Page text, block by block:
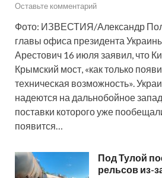
Оставьте комментарий
Фото: ИЗВЕСТИЯ/Александр
главы офиса президента
Арестович 16 июля заявил, что
Крымский мост, «как только
техническая возможность».
надеются на дальнобойное
поставки которого уже
появится…
Под Тулой
рельсов из-